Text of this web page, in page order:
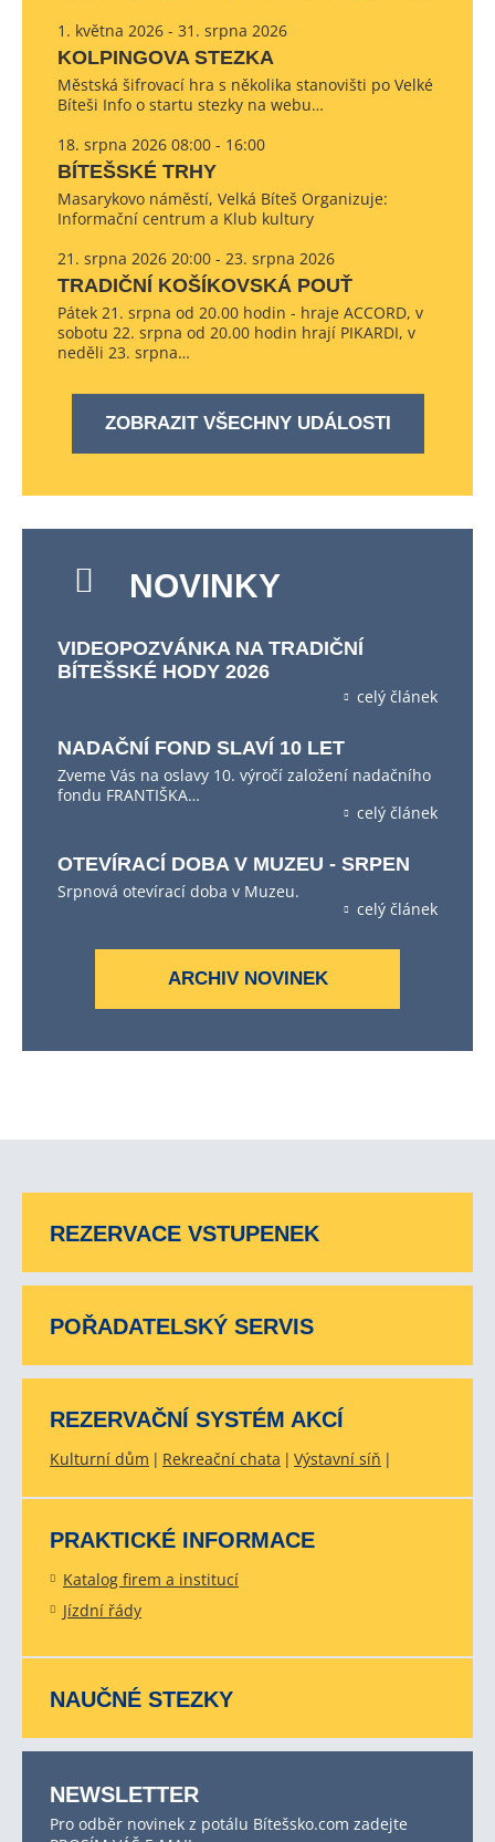
1. května 2026 - 31. srpna 2026
KOLPINGOVA STEZKA
Městská šifrovací hra s několika stanovišti po Velké
Bíteši Info o startu stezky na webu…
18. srpna 2026 08:00 - 16:00
BÍTEŠSKÉ TRHY
Masarykovo náměstí, Velká Bíteš Organizuje:
Informační centrum a Klub kultury
21. srpna 2026 20:00 - 23. srpna 2026
TRADIČNÍ KOŠÍKOVSKÁ POUŤ
Pátek 21. srpna od 20.00 hodin - hraje ACCORD, v
sobotu 22. srpna od 20.00 hodin hrají PIKARDI, v
neděli 23. srpna…
ZOBRAZIT VŠECHNY UDÁLOSTI
NOVINKY
VIDEOPOZVÁNKA NA TRADIČNÍ
BÍTEŠSKÉ HODY 2026
celý článek
NADAČNÍ FOND SLAVÍ 10 LET
Zveme Vás na oslavy 10. výročí založení nadačního
fondu FRANTIŠKA…
celý článek
OTEVÍRACÍ DOBA V MUZEU - SRPEN
Srpnová otevírací doba v Muzeu.
celý článek
ARCHIV NOVINEK
REZERVACE VSTUPENEK
POŘADATELSKÝ SERVIS
REZERVAČNÍ SYSTÉM AKCÍ
Kulturní dům Rekreační chata Výstavní síň
PRAKTICKÉ INFORMACE
Katalog firem a institucí
Jízdní řády
NAUČNÉ STEZKY
NEWSLETTER
Pro odběr novinek z potálu Bítešsko.com zadejte